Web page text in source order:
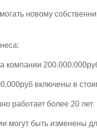
новому
компании
включены в
работает более 20 лет
могут быть изменены